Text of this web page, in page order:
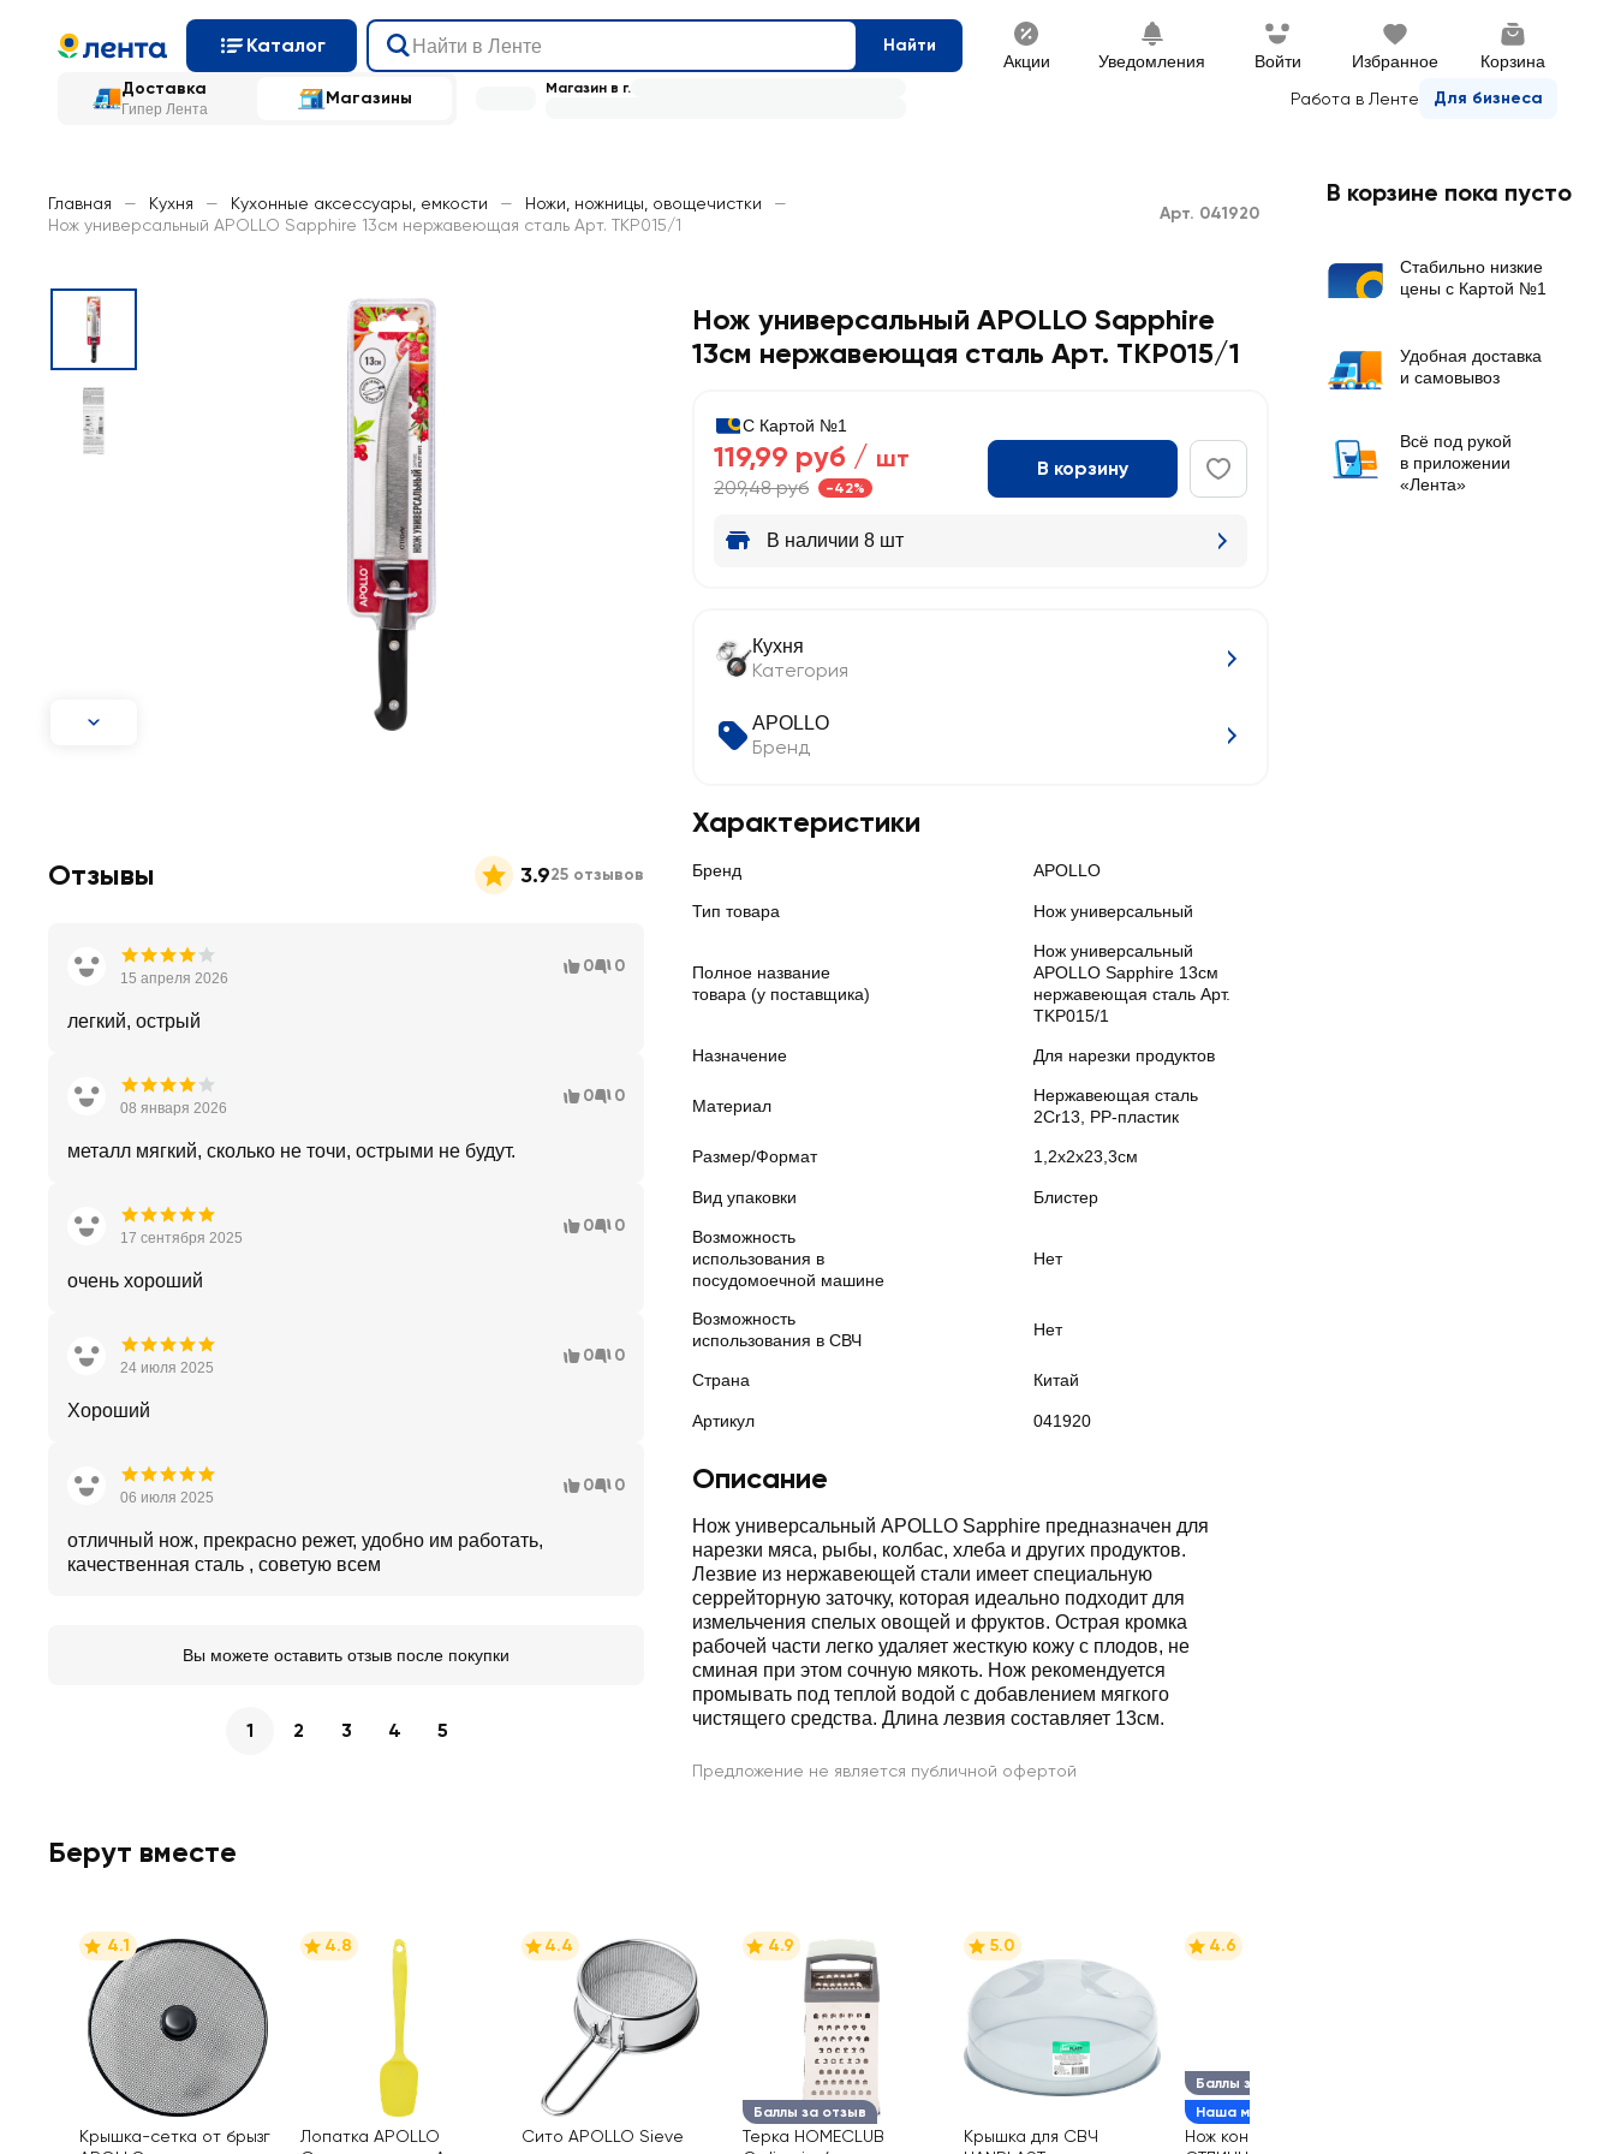
Каталог Найти
Акции Уведомления Войти Избранное Корзина
Доставка
Гипер Лента
Магазины Работа в Ленте Для бизнеса
Магазин в г.
Главная — Кухня — Кухонные аксессуары, емкости — Ножи, ножницы, овощечистки
—
Нож универсальный APOLLO Sapphire 13см нержавеющая сталь Арт. TKP015/1
Арт. 041920
Нож универсальный APOLLO Sapphire
13см нержавеющая сталь Арт. TKP015/1
С Картой №1
119,99 руб / шт
209,48 руб -42%
В корзину
В наличии 8 шт
Кухня
Категория
APOLLO
Бренд
Характеристики
Бренд APOLLO
Тип товара Нож универсальный
Полное название
товара (у поставщика)
Нож универсальный
APOLLO Sapphire 13см
нержавеющая сталь Арт.
TKP015/1
Назначение Для нарезки продуктов
Материал
Нержавеющая сталь
2Cr13, PP-пластик
Размер/Формат 1,2х2х23,3см
Вид упаковки Блистер
Возможность
использования в
посудомоечной машине
Нет
Возможность
использования в СВЧ
Нет
Страна Китай
Артикул 041920
Описание
Нож универсальный APOLLO Sapphire предназначен для
нарезки мяса, рыбы, колбас, хлеба и других продуктов.
Лезвие из нержавеющей стали имеет специальную
серрейторную заточку, которая идеально подходит для
измельчения спелых овощей и фруктов. Острая кромка
рабочей части легко удаляет жесткую кожу с плодов, не
сминая при этом сочную мякоть. Нож рекомендуется
промывать под теплой водой с добавлением мягкого
чистящего средства. Длина лезвия составляет 13см.
Предложение не является публичной офертой
Отзывы 3.925 отзывов
15 апреля 2026
0 0
легкий, острый
08 января 2026
0 0
металл мягкий, сколько не точи, острыми не будут.
17 сентября 2025
0 0
очень хороший
24 июля 2025
0 0
Хороший
06 июля 2025
0 0
отличный нож, прекрасно режет, удобно им работать,
качественная сталь , советую всем
Вы можете оставить отзыв после покупки
1 2 3 4 5
Берут вместе
4.1
Крышка-сетка от брызг
4.8
Лопатка APOLLO
4.4
Сито APOLLO Sieve
Баллы за отзыв
4.9
Терка HOMECLUB
5.0
Крышка для СВЧ
Баллы за отзыв
Наша марка
4.6
Нож консервный
В корзине пока пусто
Стабильно низкие
цены с Картой №1
Удобная доставка
и самовывоз
Всё под рукой
в приложении
«Лента»